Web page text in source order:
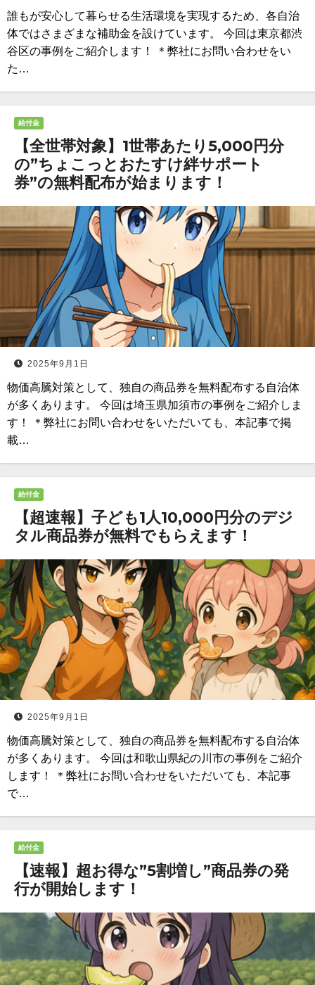
誰もが安心して暮らせる生活環境を実現するため、各自治
体ではさまざまな補助金を設けています。 今回は東京都渋
谷区の事例をご紹介します！ ＊弊社にお問い合わせをい
た…
給付金
【全世帯対象】1世帯あたり5,000円分
の”ちょこっとおたすけ絆サポート
券”の無料配布が始まります！
2025年9月1日
物価高騰対策として、独自の商品券を無料配布する自治体
が多くあります。 今回は埼玉県加須市の事例をご紹介しま
す！ ＊弊社にお問い合わせをいただいても、本記事で掲
載…
給付金
【超速報】子ども1人10,000円分のデジ
タル商品券が無料でもらえます！
2025年9月1日
物価高騰対策として、独自の商品券を無料配布する自治体
が多くあります。 今回は和歌山県紀の川市の事例をご紹介
します！ ＊弊社にお問い合わせをいただいても、本記事
で…
給付金
【速報】超お得な”5割増し”商品券の発
行が開始します！